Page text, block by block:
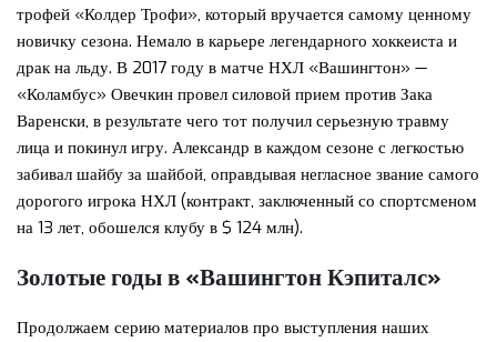
трофей «Колдер Трофи», который вручается самому ценному
новичку сезона. Немало в карьере легендарного хоккеиста и
драк на льду. В 2017 году в матче НХЛ «Вашингтон» —
«Коламбус» Овечкин провел силовой прием против Зака
Варенски, в результате чего тот получил серьезную травму
лица и покинул игру. Александр в каждом сезоне с легкостью
забивал шайбу за шайбой, оправдывая негласное звание самого
дорогого игрока НХЛ (контракт, заключенный со спортсменом
на 13 лет, обошелся клубу в $ 124 млн).
Золотые годы в «Вашингтон Кэпиталс»
Продолжаем серию материалов про выступления наших